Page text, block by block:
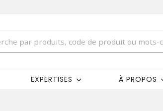
EXPERTISES À PROPOS